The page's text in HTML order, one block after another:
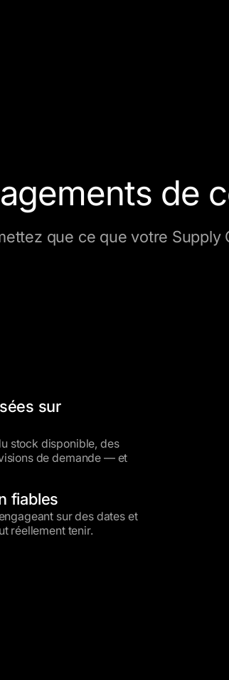
de
que ce que votre Supply
sur
stock disponible, des
de demande — et
fiables
sur des dates et
réellement tenir.